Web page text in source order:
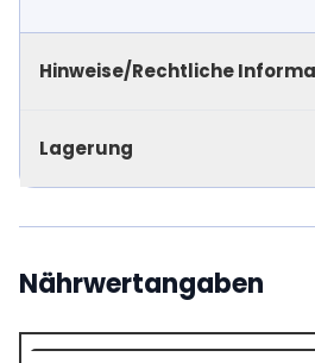
Hinweise/Rechtliche
Lagerung
Nährwertangaben